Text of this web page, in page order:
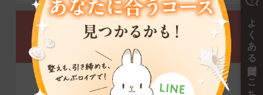
昼割プラン
3ヶ月間 通常価格の半額